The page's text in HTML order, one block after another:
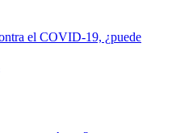
el COVID-19, ¿puede